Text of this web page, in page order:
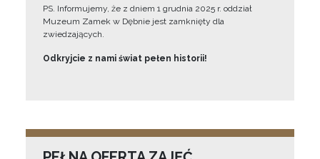
PS. Informujemy, że z dniem 1 grudnia 2025 r. oddział
Muzeum Zamek w Dębnie jest zamknięty dla
zwiedzających.
Odkryjcie z nami świat pełen historii!